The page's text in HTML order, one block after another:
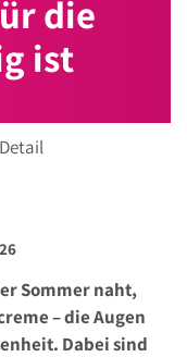
die
ist
Detail
Sommer naht,
– die Augen
Dabei sind